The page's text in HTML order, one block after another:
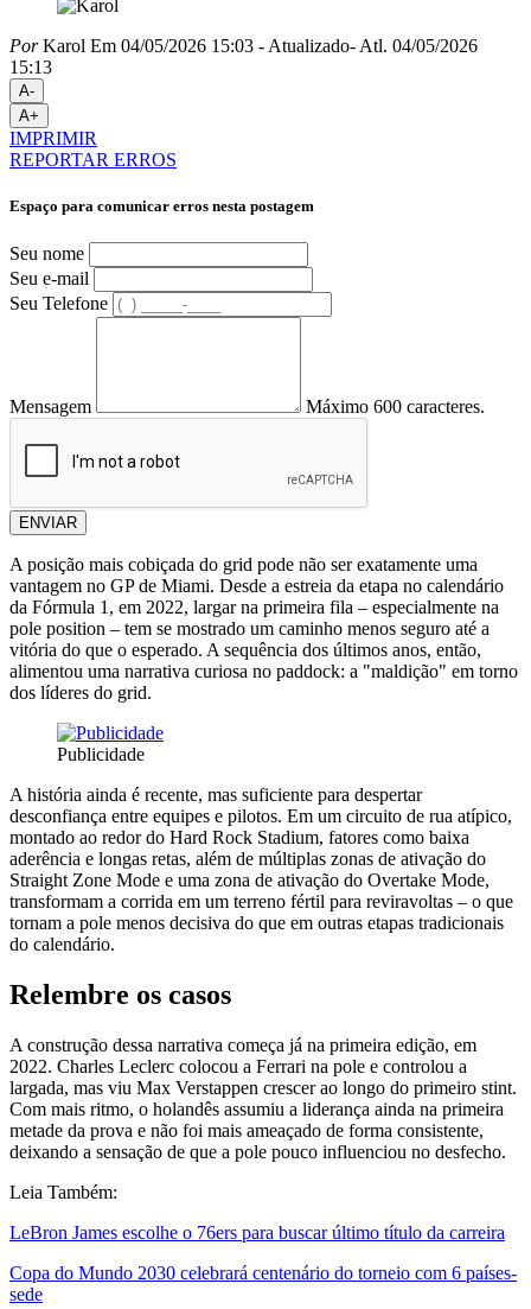
PorKarol Em 04/05/2026 15:03 - Atualizado- Atl. 04/05/2026
15:13
A-
A+
IMPRIMIR
REPORTAR ERROS
Espaço para comunicar erros nesta postagem
Seu nome
Seu e-mail
Seu Telefone
Mensagem Máximo 600 caracteres.
ENVIAR
A posição mais cobiçada do grid pode não ser exatamente uma
vantagem no GP de Miami. Desde a estreia da etapa no calendário
da Fórmula 1, em 2022, largar na primeira fila – especialmente na
pole position – tem se mostrado um caminho menos seguro até a
vitória do que o esperado. A sequência dos últimos anos, então,
alimentou uma narrativa curiosa no paddock: a "maldição" em torno
dos líderes do grid.
Publicidade
A história ainda é recente, mas suficiente para despertar
desconfiança entre equipes e pilotos. Em um circuito de rua atípico,
montado ao redor do Hard Rock Stadium, fatores como baixa
aderência e longas retas, além de múltiplas zonas de ativação do
Straight Zone Mode e uma zona de ativação do Overtake Mode,
transformam a corrida em um terreno fértil para reviravoltas – o que
tornam a pole menos decisiva do que em outras etapas tradicionais
do calendário.
Relembre os casos
A construção dessa narrativa começa já na primeira edição, em
2022. Charles Leclerc colocou a Ferrari na pole e controlou a
largada, mas viu Max Verstappen crescer ao longo do primeiro stint.
Com mais ritmo, o holandês assumiu a liderança ainda na primeira
metade da prova e não foi mais ameaçado de forma consistente,
deixando a sensação de que a pole pouco influenciou no desfecho.
Leia Também:
LeBron James escolhe o 76ers para buscar último título da carreira
Copa do Mundo 2030 celebrará centenário do torneio com 6 países-
sede